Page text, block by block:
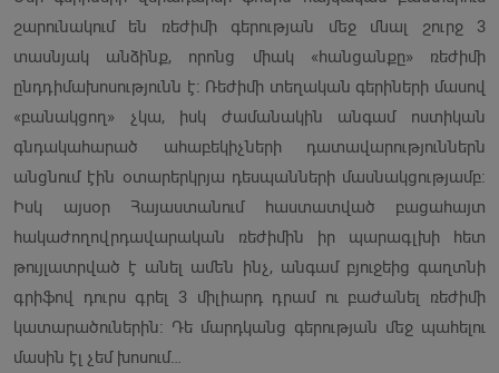
շարունակում են ռեժիմի գերության մեջ մնալ շուրջ 3
տասնյակ անձինք, որոնց միակ «հանցանքը» ռեժիմի
ընդդիմախոսությունն է։ Ռեժիմի տեղական գերիների մասով
«բանակցող» չկա, իսկ ժամանակին անգամ ոստիկան
գնդակահարած ահաբեկիչների դատավարություններն
անցնում էին օտարերկրյա դեսպանների մասնակցությամբ։
Իսկ այսօր Հայաստանում հաստատված բացահայտ
հակաժողովրդավարական ռեժիմին իր պարագլխի հետ
թույլատրված է անել ամեն ինչ, անգամ բյուջեից գաղտնի
գրիֆով դուրս գրել 3 միլիարդ դրամ ու բաժանել ռեժիմի
կատարածուներին։ Դե մարդկանց գերության մեջ պահելու
մասին էլ չեմ խոսում…